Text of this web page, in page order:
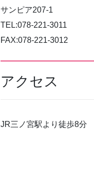
サンピア207-1
TEL:078-221-3011
FAX:078-221-3012
アクセス
JR三ノ宮駅より徒歩8分